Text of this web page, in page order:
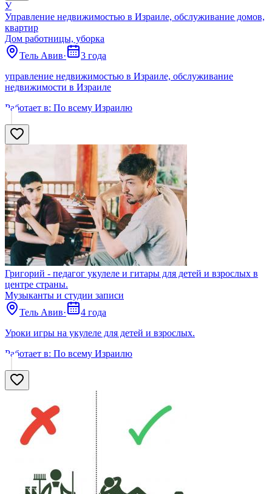
У
Управление недвижимостью в Израиле, обслуживание домов,
квартир
Дом работницы, уборка
Тель Авив·
3 года
управление недвижимостью в Израиле, обслуживание
недвижимости в Израиле
Работает в: По всему Израилю
Григорий - педагог укулеле и гитары для детей и взрослых в
центре страны.
Музыканты и студии записи
Тель Авив·
4 года
Уроки игры на укулеле для детей и взрослых.
Работает в: По всему Израилю